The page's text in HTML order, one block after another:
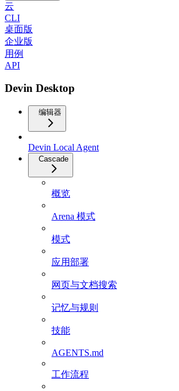
云
CLI
桌面版
企业版
用例
API
Devin Desktop
编辑器
Devin Local Agent
Cascade
概览
Arena 模式
模式
应用部署
网页与文档搜索
记忆与规则
技能
AGENTS.md
工作流程